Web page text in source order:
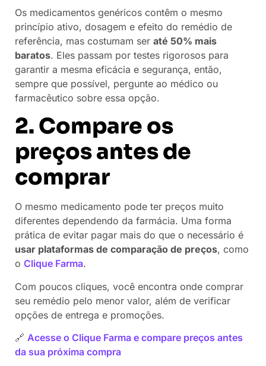
Os medicamentos genéricos contêm o mesmo
princípio ativo, dosagem e efeito do remédio de
referência, mas costumam ser até 50% mais
baratos. Eles passam por testes rigorosos para
garantir a mesma eficácia e segurança, então,
sempre que possível, pergunte ao médico ou
farmacêutico sobre essa opção.
2. Compare os
preços antes de
comprar
O mesmo medicamento pode ter preços muito
diferentes dependendo da farmácia. Uma forma
prática de evitar pagar mais do que o necessário é
usar plataformas de comparação de preços, como
o Clique Farma.
Com poucos cliques, você encontra onde comprar
seu remédio pelo menor valor, além de verificar
opções de entrega e promoções.
🔗 Acesse o Clique Farma e compare preços antes
da sua próxima compra